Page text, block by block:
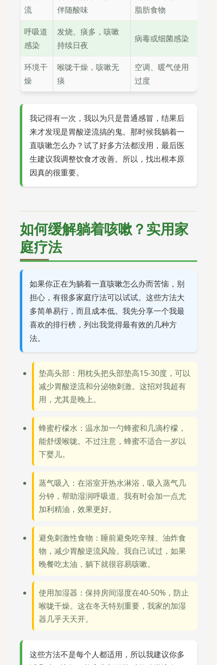
流
伴随酸味
脂肪食物
呼吸道
感染
发烧、痰多，咳嗽
持续日夜
病毒或细菌感染
环境干
燥
喉咙干燥，咳嗽无
痰
空调、暖气使用
过度
我记得有一次，我以为只是普通感冒，结果后
来才发现是胃酸逆流搞的鬼。那时候我躺着一
直咳嗽怎么办？试了好多方法都没用，最后医
生建议我调整饮食才改善。所以，找出根本原
因真的很重要。
如何缓解躺着咳嗽？实用家
庭疗法
如果你正在为躺着一直咳嗽怎么办而苦恼，别
担心，有很多家庭疗法可以试试。这些方法大
多简单易行，而且成本低。我先分享一个我最
喜欢的排行榜，列出我觉得最有效的几种方
法。
垫高头部：用枕头把头部垫高15-30度，可以
减少胃酸逆流和分泌物刺激。这招对我超有
用，尤其是晚上。
蜂蜜柠檬水：温水加一勺蜂蜜和几滴柠檬，
能舒缓喉咙。不过注意，蜂蜜不适合一岁以
下婴儿。
蒸气吸入：在浴室开热水淋浴，吸入蒸气几
分钟，帮助湿润呼吸道。我有时会加一点尤
加利精油，效果更好。
避免刺激性食物：睡前避免吃辛辣、油炸食
物，减少胃酸逆流风险。我自己试过，如果
晚餐吃太油，躺下就很容易咳嗽。
使用加湿器：保持房间湿度在40-50%，防止
喉咙干燥。这在冬天特别重要，我家的加湿
器几乎天天开。
这些方法不是每个人都适用，所以我建议你多